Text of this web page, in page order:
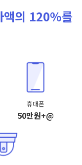
액의 120%를
휴대폰
50만원+@